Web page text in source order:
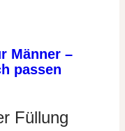
Männer –
passen
Füllung